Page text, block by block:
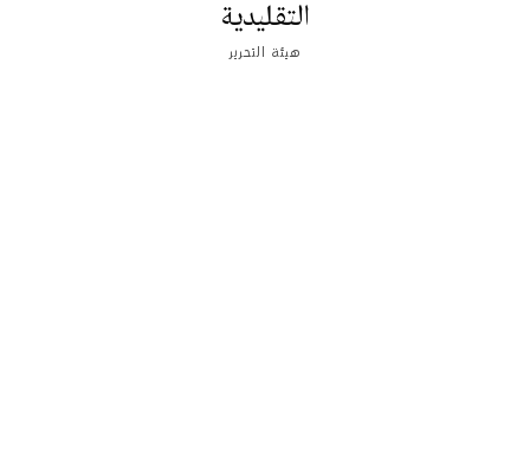
التقليدية
هيئة التحرير